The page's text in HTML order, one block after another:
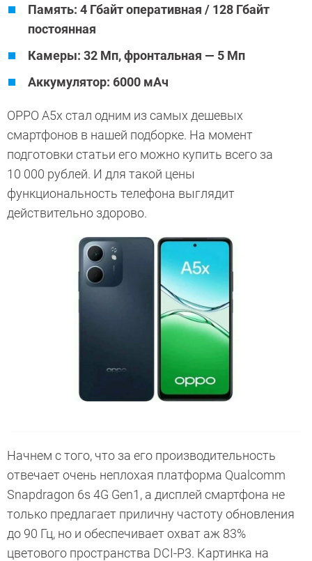
Память: 4 Гбайт оперативная / 128 Гбайт
постоянная
Камеры: 32 Мп, фронтальная — 5 Мп
Аккумулятор: 6000 мАч
OPPO A5x стал одним из самых дешевых
смартфонов в нашей подборке. На момент
подготовки статьи его можно купить всего за
10 000 рублей. И для такой цены
функциональность телефона выглядит
действительно здорово.
Начнем с того, что за его производительность
отвечает очень неплохая платформа Qualcomm
Snapdragon 6s 4G Gen1, а дисплей смартфона не
только предлагает приличну частоту обновления
до 90 Гц, но и обеспечивает охват аж 83%
цветового пространства DCI-P3. Картинка на